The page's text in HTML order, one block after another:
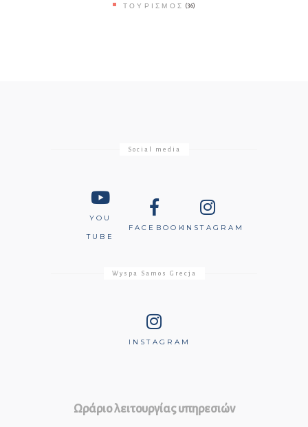
ΤΟΥΡΙΣΜΌΣ (36)
Social media
YOU
TUBE
FACEBOOKINSTAGRAM
Wyspa Samos Grecja
INSTAGRAM
Ωράριο λειτουργίας υπηρεσιών